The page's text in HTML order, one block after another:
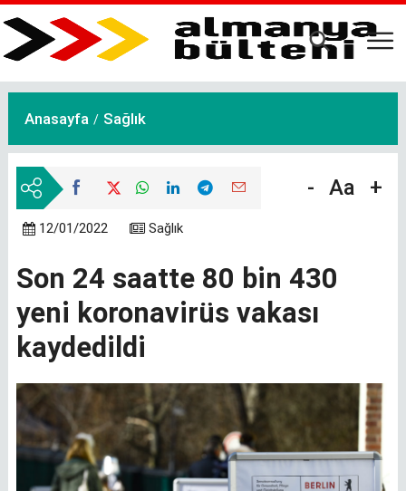
Ana
içeriğe
Anasayfa Sağlık
- Aa +
12/01/2022 Sağlık
Son 24 saatte 80 bin 430
yeni koronavirüs vakası
kaydedildi